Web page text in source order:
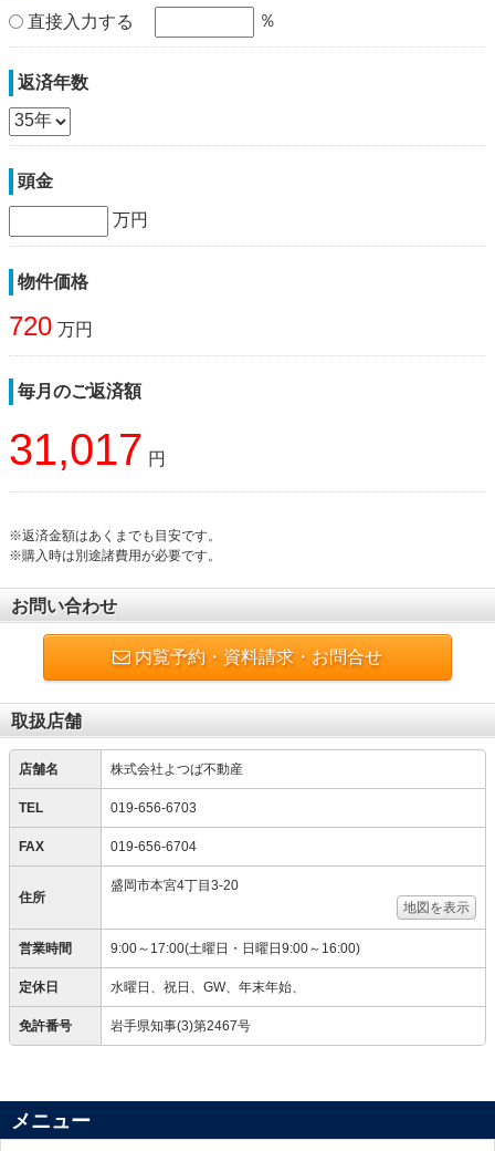
直接入力する ％
返済年数
頭金
万円
物件価格
720 万円
毎月のご返済額
31,017 円
※返済金額はあくまでも目安です。
※購入時は別途諸費用が必要です。
お問い合わせ
内覧予約・資料請求・お問合せ
取扱店舗
店舗名 株式会社よつば不動産
TEL 019-656-6703
FAX 019-656-6704
住所
盛岡市本宮4丁目3-20
地図を表示
営業時間 9:00～17:00(土曜日・日曜日9:00～16:00)
定休日 水曜日、祝日、GW、年末年始、
免許番号 岩手県知事(3)第2467号
メニュー